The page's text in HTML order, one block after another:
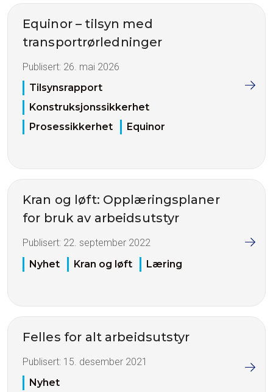
Equinor – tilsyn med
transportrørledninger
Publisert: 26. mai 2026
Tilsynsrapport
Konstruksjonssikkerhet
Prosessikkerhet
Equinor
Kran og løft: Opplæringsplaner
for bruk av arbeidsutstyr
Publisert: 22. september 2022
Nyhet
Kran og løft Læring
Felles for alt arbeidsutstyr
Publisert: 15. desember 2021
Nyhet